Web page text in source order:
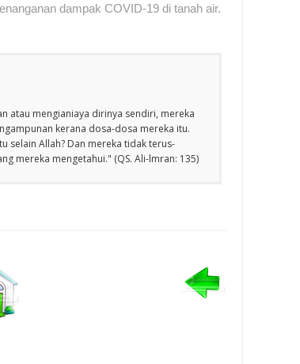
dampak COVID-19 di tanah air.
atau mengianiaya dirinya sendiri, mereka
kerana dosa-dosa mereka itu.
selain Allah? Dan mereka tidak terus-
mereka mengetahui." (QS. Ali-lmran: 135)